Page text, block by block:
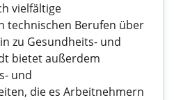
vielfältige
technischen Berufen über
zu Gesundheits- und
bietet außerdem
und
die es Arbeitnehmern